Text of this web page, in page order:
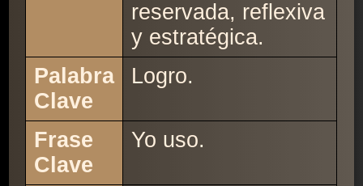
reservada, reflexiva
y estratégica.
Palabra
Clave
Logro.
Frase
Clave
Yo uso.